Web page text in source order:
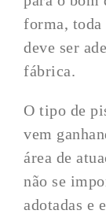
forma, toda
deve ser
fábrica.
O tipo de
vem
área de
não se
adotadas e